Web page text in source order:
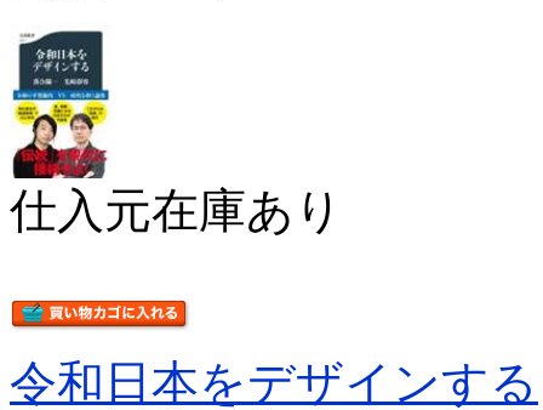
仕入元在庫あり
令和日本をデザインする